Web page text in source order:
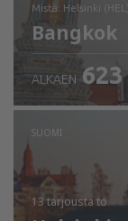
mistä: Helsinki (HEL)
Bangkok
Tarkista
ALKAEN 623
SUOMI
13 tarjousta to